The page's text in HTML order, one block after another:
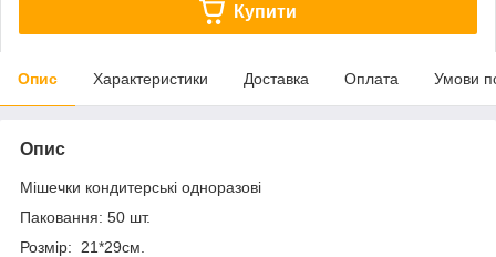
Купити
Опис Характеристики Доставка Оплата Умови
Опис
Мішечки кондитерські одноразові
Паковання: 50 шт.
Розмір: 21*29см.